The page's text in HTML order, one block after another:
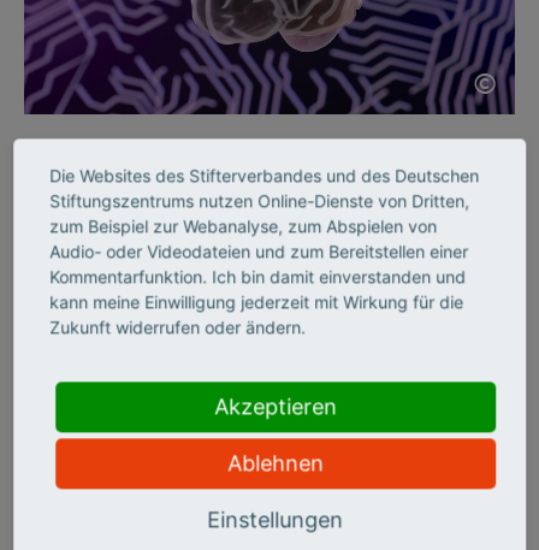
©
Wie KI die Neurologie
verändern wird
Seit 50 Jahren fördert die „Schilling-Stiftung“ herausragende
medizinische Forschung. Zum Jubiläum setzt sie nun auf
der Schlaganfallforscher Ulrich Dirnagl im Interview.
Die Websites des Stifterverbandes und des Deutschen
Stiftungszentrums nutzen Online-Dienste von Dritten,
zum Beispiel zur Webanalyse, zum Abspielen von
Audio- oder Videodateien und zum Bereitstellen einer
Kommentarfunktion. Ich bin damit einverstanden und
kann meine Einwilligung jederzeit mit Wirkung für die
Zukunft widerrufen oder ändern.
Akzeptieren
Ablehnen
Einstellungen